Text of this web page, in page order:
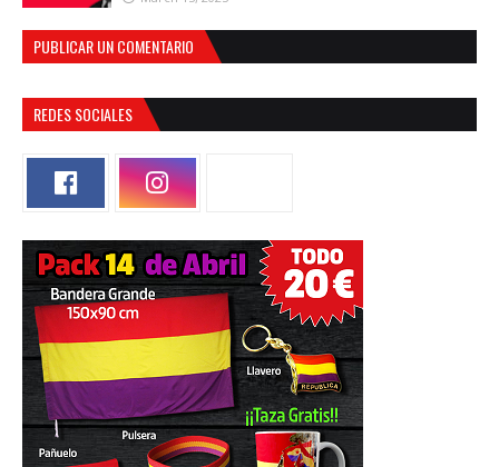
PUBLICAR UN COMENTARIO
REDES SOCIALES